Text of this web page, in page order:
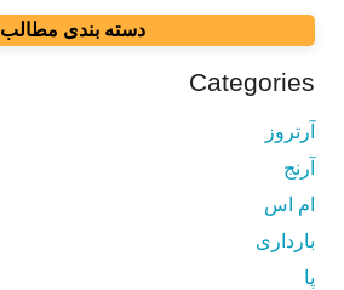
دسته بندی مطالب
Categories
آرتروز
آرنج
ام اس
بارداری
پا